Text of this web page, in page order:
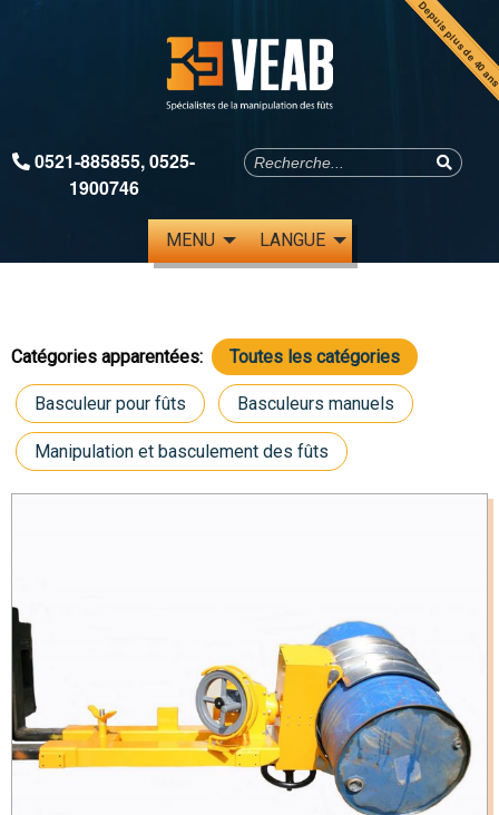
Depuis plus de
0521-885855,0525-
1900746
MENU LANGUE
Catégories apparentées: Toutes les catégories
Basculeur pour fûts Basculeurs manuels
Manipulation et basculement des fûts